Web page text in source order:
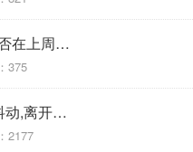
Moment js如何获取某个日期是否在上周的范围内
375
vue3 监听resize窗口事件并防抖动,离开页面要销毁窗口事件
2177